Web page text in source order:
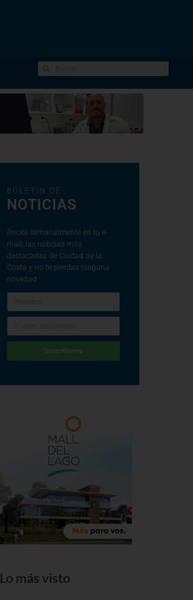
BOLETÍN DE
NOTICIAS
Recibí semanalmente en tu e-
mail, las noticias más
destacadas de Ciudad de la
Costa y no te pierdas ninguna
novedad
Suscribirme
Lo más visto